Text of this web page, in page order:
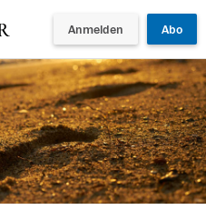
Anmelden Abo